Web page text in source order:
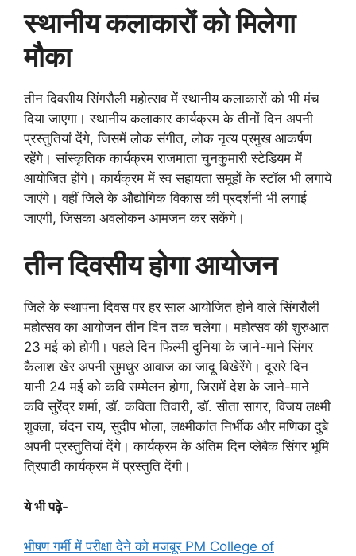
स्थानीय कलाकारों को मिलेगा
मौका
तीन दिवसीय सिंगरौली महोत्सव में स्थानीय कलाकारों को भी मंच
दिया जाएगा। स्थानीय कलाकार कार्यक्रम के तीनों दिन अपनी
प्रस्तुतियां देंगे, जिसमें लोक संगीत, लोक नृत्य प्रमुख आकर्षण
रहेंगे। सांस्कृतिक कार्यक्रम राजमाता चुनकुमारी स्टेडियम में
आयोजित होंगे। कार्यक्रम में स्व सहायता समूहों के स्टॉल भी लगाये
जाएंगे। वहीं जिले के औद्योगिक विकास की प्रदर्शनी भी लगाई
जाएगी, जिसका अवलोकन आमजन कर सकेंगे।
तीन दिवसीय होगा आयोजन
जिले के स्थापना दिवस पर हर साल आयोजित होने वाले सिंगरौली
महोत्सव का आयोजन तीन दिन तक चलेगा। महोत्सव की शुरुआत
23 मई को होगी। पहले दिन फिल्मी दुनिया के जाने-माने सिंगर
कैलाश खेर अपनी सुमधुर आवाज का जादू बिखेरेंगे। दूसरे दिन
यानी 24 मई को कवि सम्मेलन होगा, जिसमें देश के जाने-माने
कवि सुरेंद्र शर्मा, डॉ. कविता तिवारी, डॉ. सीता सागर, विजय लक्ष्मी
शुक्ला, चंदन राय, सुदीप भोला, लक्ष्मीकांत निर्भीक और मणिका दुबे
अपनी प्रस्तुतियां देंगे। कार्यक्रम के अंतिम दिन प्लेबैक सिंगर भूमि
त्रिपाठी कार्यक्रम में प्रस्तुति देंगी।
ये भी पढ़े-
भीषण गर्मी में परीक्षा देने को मजबूर PM College of